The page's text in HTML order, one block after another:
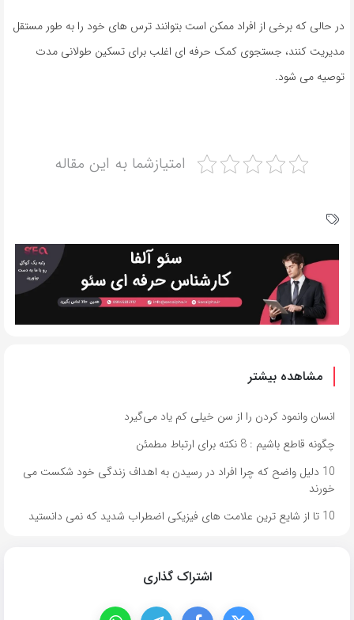
در حالی که برخی از افراد ممکن است بتوانند ترس های خود را به طور مستقل
مدیریت کنند، جستجوی کمک حرفه ای اغلب برای تسکین طولانی مدت
توصیه می شود.
امتیازشما به این مقاله
مشاهده بیشتر
انسان وانمود کردن را از سن خیلی کم یاد می‌گیرد
چگونه قاطع باشیم : 8 نکته برای ارتباط مطمئن
10 دلیل واضح که چرا افراد در رسیدن به اهداف زندگی خود شکست می
خورند
10 تا از شایع ترین علامت های فیزیکی اضطراب شدید که نمی دانستید
اشتراک گذاری